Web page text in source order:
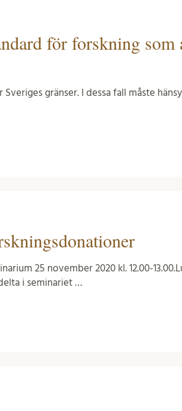
för forskning som
gränser. I dessa fall måste
25 november 2020 kl. 12.00-
i seminariet …